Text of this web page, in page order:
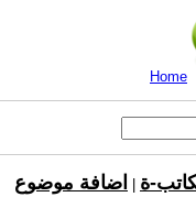
Home
ة
اضافة موضوع